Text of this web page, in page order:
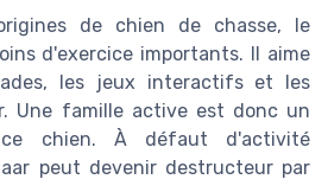
de chien de chasse, le
d'exercice importants. Il aime
les jeux interactifs et les
Une famille active est donc un
chien. À défaut d'activité
peut devenir destructeur par